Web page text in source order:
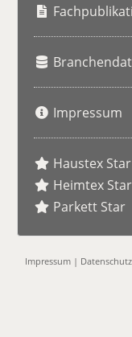
Impressum
Haustex Star
Heimtex Star
Parkett Star
Impressum | Datenschutz